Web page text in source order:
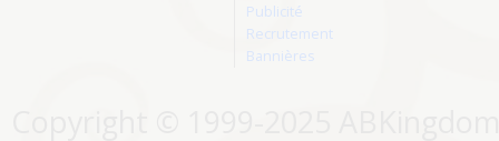
Publicité
Recrutement
Bannières